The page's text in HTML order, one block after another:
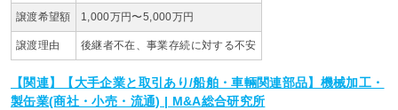
譲渡希望額 1,000万円〜5,000万円
譲渡理由 後継者不在、事業存続に対する不安
【関連】【大手企業と取引あり/船舶・車輛関連部品】機械加工・
製缶業(商社・小売・流通) | M&A総合研究所